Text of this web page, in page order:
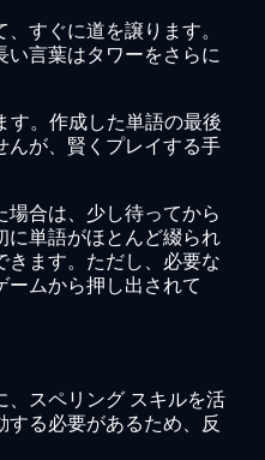
すぐに道を譲ります。
い言葉はタワーをさらに
す。作成した単語の最後
んが、賢くプレイする手
場合は、少し待ってから
に単語がほとんど綴られ
きます。ただし、必要な
ムから押し出されて
、スペリング スキルを活
る必要があるため、反